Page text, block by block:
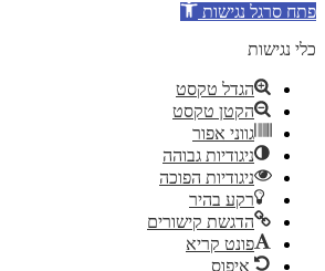
פתח סרגל נגישות
כלי נגישות
הגדל טקסט
הקטן טקסט
גווני אפור
ניגודיות גבוהה
ניגודיות הפוכה
רקע בהיר
הדגשת קישורים
פונט קריא
איפוס